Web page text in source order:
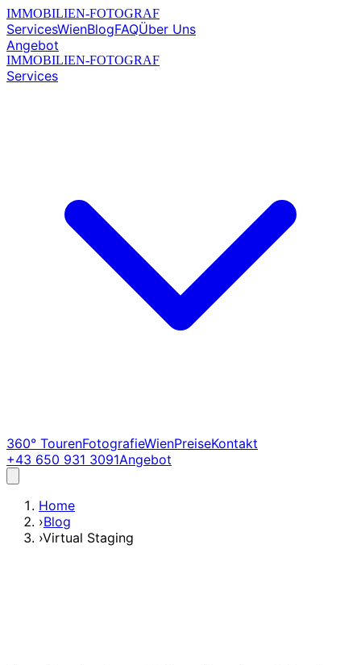
IMMOBILIEN-FOTOGRAF
ServicesWienBlogFAQÜber Uns
Angebot
IMMOBILIEN-FOTOGRAF
Services
360° TourenFotografieWienPreiseKontakt
+43 650 931 3091Angebot
Home
›Blog
›Virtual Staging